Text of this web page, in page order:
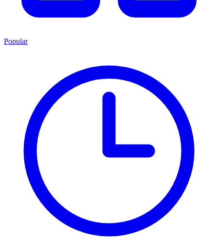
Popular